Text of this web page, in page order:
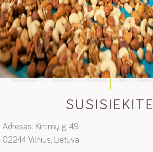
SUSISIEKITE
Adresas: Kirtimų g. 49
02244 Vilnius, Lietuva